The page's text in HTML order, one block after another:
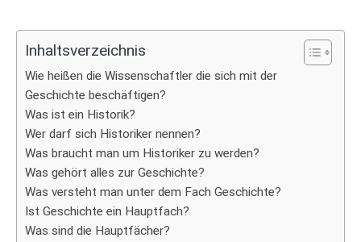
Inhaltsverzeichnis
Wie heißen die Wissenschaftler die sich mit der
Geschichte beschäftigen?
Was ist ein Historik?
Wer darf sich Historiker nennen?
Was braucht man um Historiker zu werden?
Was gehört alles zur Geschichte?
Was versteht man unter dem Fach Geschichte?
Ist Geschichte ein Hauptfach?
Was sind die Hauptfächer?